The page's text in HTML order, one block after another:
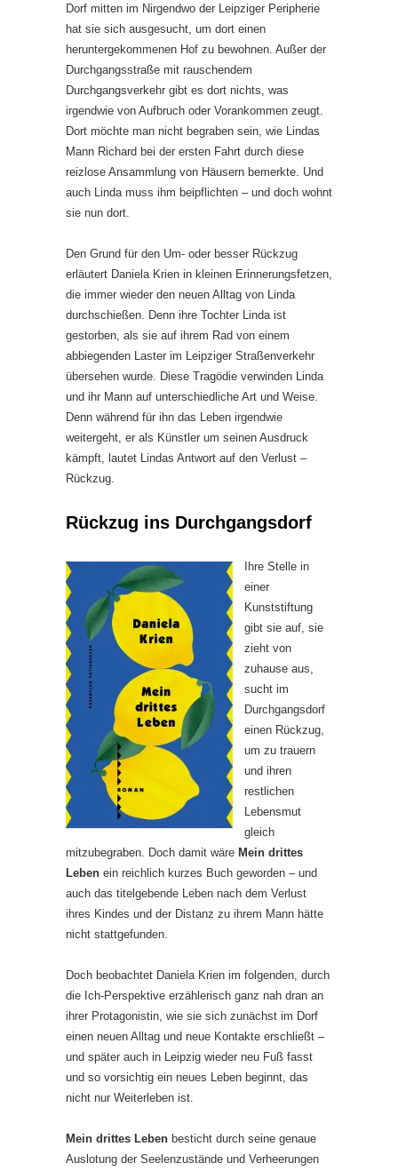
Dorf mitten im Nirgendwo der Leipziger Peripherie
hat sie sich ausgesucht, um dort einen
heruntergekommenen Hof zu bewohnen. Außer der
Durchgangsstraße mit rauschendem
Durchgangsverkehr gibt es dort nichts, was
irgendwie von Aufbruch oder Vorankommen zeugt.
Dort möchte man nicht begraben sein, wie Lindas
Mann Richard bei der ersten Fahrt durch diese
reizlose Ansammlung von Häusern bemerkte. Und
auch Linda muss ihm beipflichten – und doch wohnt
sie nun dort.
Den Grund für den Um- oder besser Rückzug
erläutert Daniela Krien in kleinen Erinnerungsfetzen,
die immer wieder den neuen Alltag von Linda
durchschießen. Denn ihre Tochter Linda ist
gestorben, als sie auf ihrem Rad von einem
abbiegenden Laster im Leipziger Straßenverkehr
übersehen wurde. Diese Tragödie verwinden Linda
und ihr Mann auf unterschiedliche Art und Weise.
Denn während für ihn das Leben irgendwie
weitergeht, er als Künstler um seinen Ausdruck
kämpft, lautet Lindas Antwort auf den Verlust –
Rückzug.
Rückzug ins Durchgangsdorf
Ihre Stelle in
einer
Kunststiftung
gibt sie auf, sie
zieht von
zuhause aus,
sucht im
Durchgangsdorf
einen Rückzug,
um zu trauern
und ihren
restlichen
Lebensmut
gleich
mitzubegraben. Doch damit wäre Mein drittes
Leben ein reichlich kurzes Buch geworden – und
auch das titelgebende Leben nach dem Verlust
ihres Kindes und der Distanz zu ihrem Mann hätte
nicht stattgefunden.
Doch beobachtet Daniela Krien im folgenden, durch
die Ich-Perspektive erzählerisch ganz nah dran an
ihrer Protagonistin, wie sie sich zunächst im Dorf
einen neuen Alltag und neue Kontakte erschließt –
und später auch in Leipzig wieder neu Fuß fasst
und so vorsichtig ein neues Leben beginnt, das
nicht nur Weiterleben ist.
Mein drittes Leben besticht durch seine genaue
Auslotung der Seelenzustände und Verheerungen